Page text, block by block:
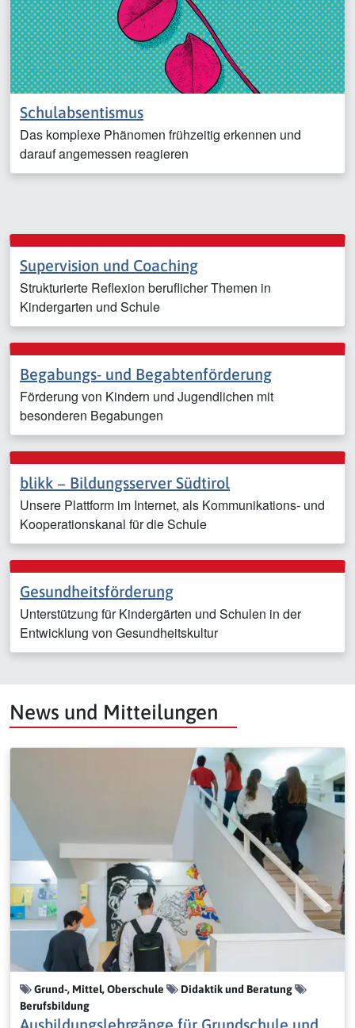
Schulabsentismus
Das komplexe Phänomen frühzeitig erkennen und
darauf angemessen reagieren
Supervision und Coaching
Strukturierte Reflexion beruflicher Themen in
Kindergarten und Schule
Begabungs- und Begabtenförderung
Förderung von Kindern und Jugendlichen mit
besonderen Begabungen
blikk − Bildungsserver Südtirol
Unsere Plattform im Internet, als Kommunikations- und
Kooperationskanal für die Schule
Gesundheitsförderung
Unterstützung für Kindergärten und Schulen in der
Entwicklung von Gesundheitskultur
News und Mitteilungen
Grund-, Mittel, Oberschule
Didaktik und Beratung
Berufsbildung